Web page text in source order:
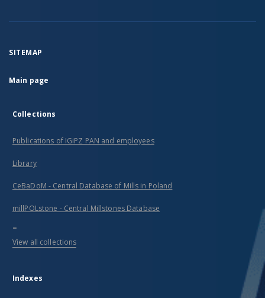
SITEMAP
Main page
Collections
Publications of IGiPZ PAN and employees
Library
CeBaDoM - Central Database of Mills in Poland
millPOLstone - Central Millstones Database
...
View all collections
Indexes